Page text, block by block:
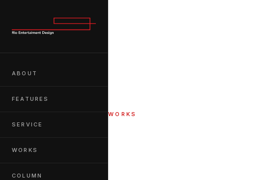
ABOUT
FEATURES
SERVICE
WORKS
COLUMN
WORKS